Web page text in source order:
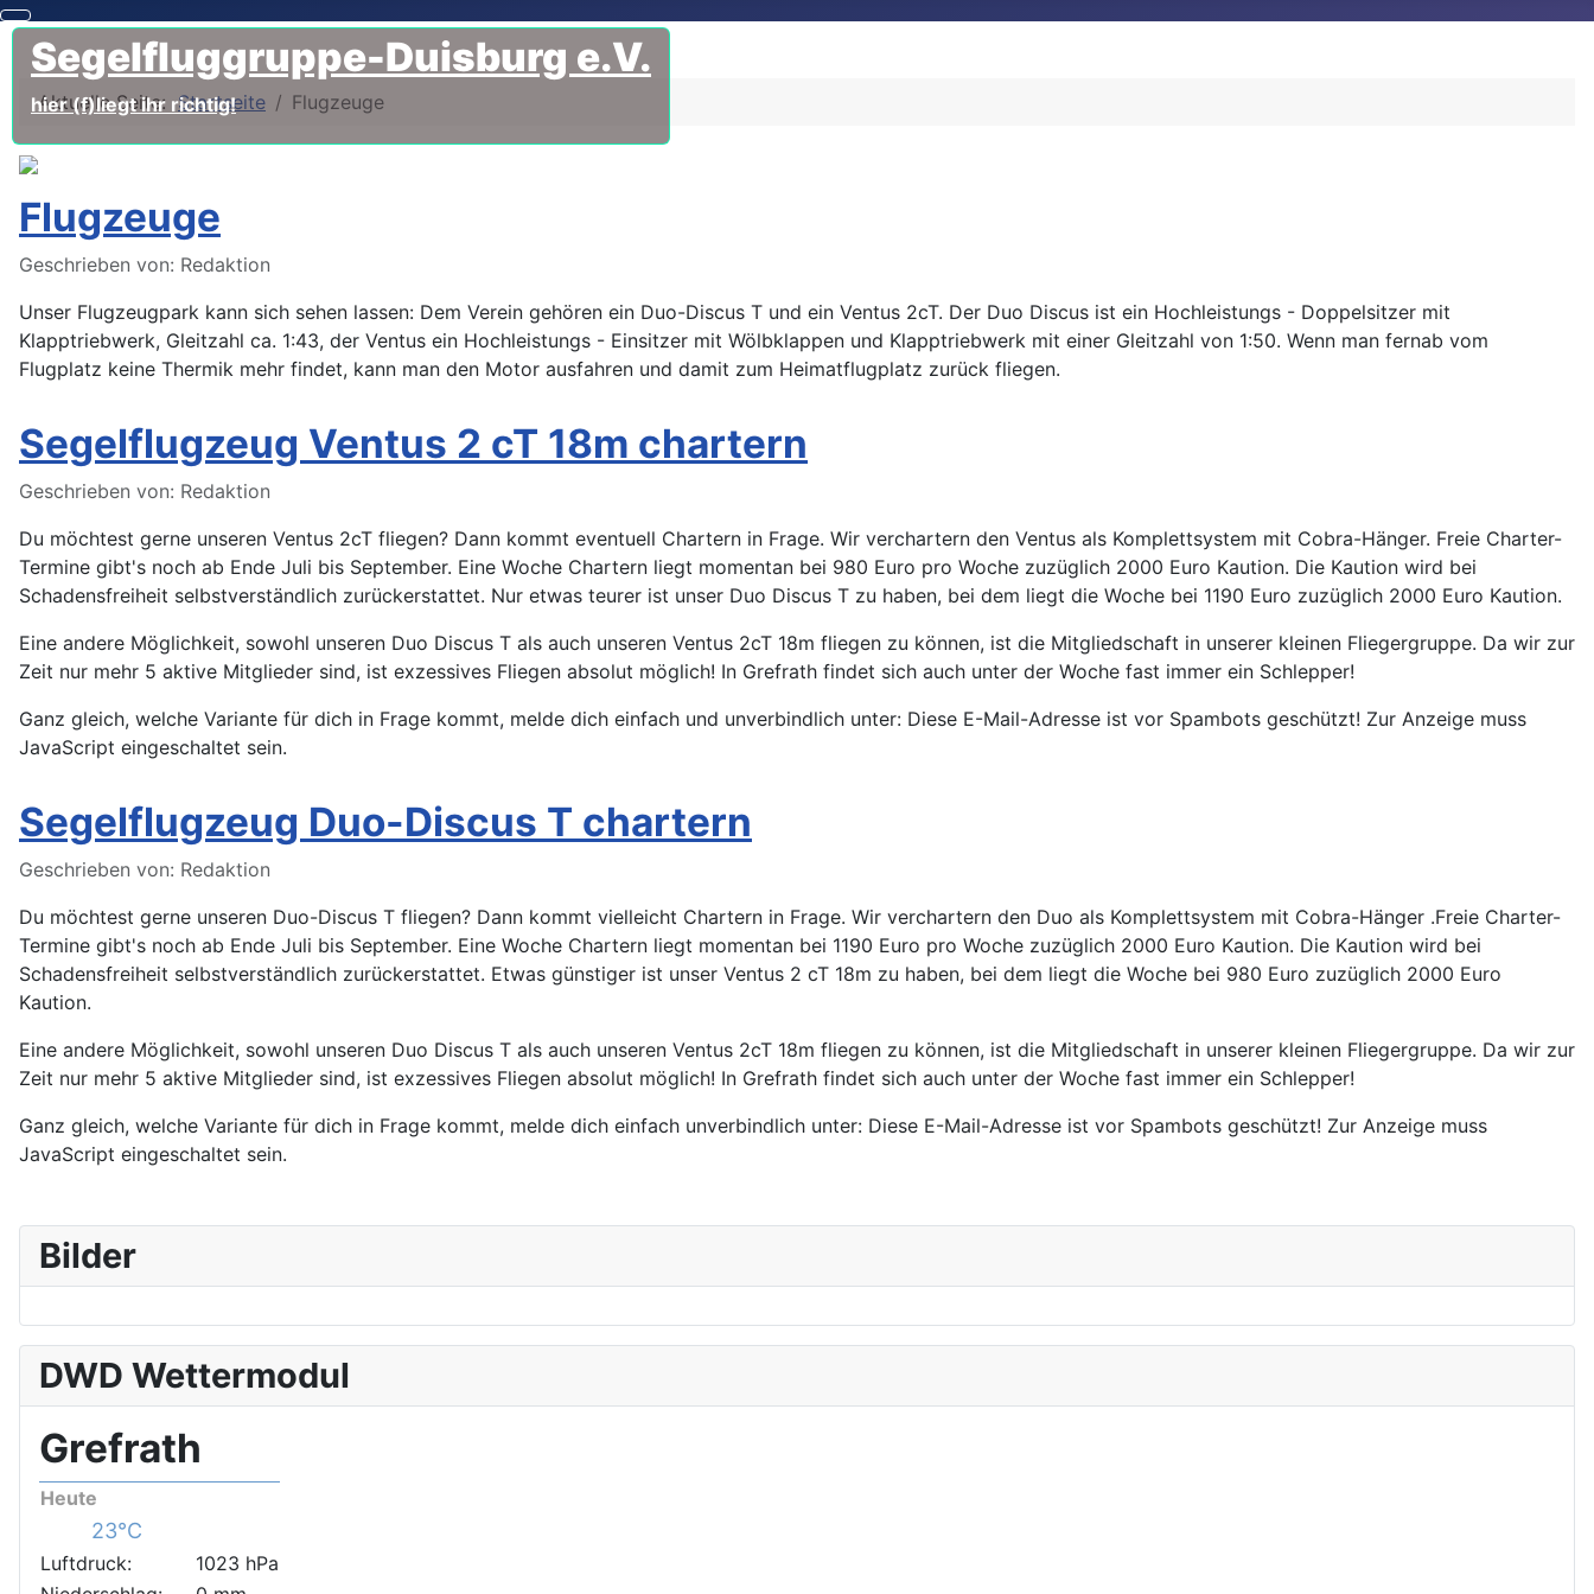
Segelfluggruppe-Duisburg e.V.
hier (f)liegt ihr richtig!
Aktuelle Seite:Startseite Flugzeuge
Flugzeuge
Details
Geschrieben von: Redaktion
Unser Flugzeugpark kann sich sehen lassen: Dem Verein gehören ein Duo-Discus T und ein Ventus 2cT. Der Duo Discus ist ein Hochleistungs - Doppelsitzer mit
Klapptriebwerk, Gleitzahl ca. 1:43, der Ventus ein Hochleistungs - Einsitzer mit Wölbklappen und Klapptriebwerk mit einer Gleitzahl von 1:50. Wenn man fernab vom
Flugplatz keine Thermik mehr findet, kann man den Motor ausfahren und damit zum Heimatflugplatz zurück fliegen.
Segelflugzeug Ventus 2 cT 18m chartern
Details
Geschrieben von: Redaktion
Du möchtest gerne unseren Ventus 2cT fliegen? Dann kommt eventuell Chartern in Frage. Wir verchartern den Ventus als Komplettsystem mit Cobra-Hänger. Freie Charter-
Termine gibt's noch ab Ende Juli bis September. Eine Woche Chartern liegt momentan bei 980 Euro pro Woche zuzüglich 2000 Euro Kaution. Die Kaution wird bei
Schadensfreiheit selbstverständlich zurückerstattet. Nur etwas teurer ist unser Duo Discus T zu haben, bei dem liegt die Woche bei 1190 Euro zuzüglich 2000 Euro Kaution.
Eine andere Möglichkeit, sowohl unseren Duo Discus T als auch unseren Ventus 2cT 18m fliegen zu können, ist die Mitgliedschaft in unserer kleinen Fliegergruppe. Da wir zur
Zeit nur mehr 5 aktive Mitglieder sind, ist exzessives Fliegen absolut möglich! In Grefrath findet sich auch unter der Woche fast immer ein Schlepper!
Ganz gleich, welche Variante für dich in Frage kommt, melde dich einfach und unverbindlich unter: Diese E-Mail-Adresse ist vor Spambots geschützt! Zur Anzeige muss
JavaScript eingeschaltet sein.
Segelflugzeug Duo-Discus T chartern
Details
Geschrieben von: Redaktion
Du möchtest gerne unseren Duo-Discus T fliegen? Dann kommt vielleicht Chartern in Frage. Wir verchartern den Duo als Komplettsystem mit Cobra-Hänger .Freie Charter-
Termine gibt's noch ab Ende Juli bis September. Eine Woche Chartern liegt momentan bei 1190 Euro pro Woche zuzüglich 2000 Euro Kaution. Die Kaution wird bei
Schadensfreiheit selbstverständlich zurückerstattet. Etwas günstiger ist unser Ventus 2 cT 18m zu haben, bei dem liegt die Woche bei 980 Euro zuzüglich 2000 Euro
Kaution.
Eine andere Möglichkeit, sowohl unseren Duo Discus T als auch unseren Ventus 2cT 18m fliegen zu können, ist die Mitgliedschaft in unserer kleinen Fliegergruppe. Da wir zur
Zeit nur mehr 5 aktive Mitglieder sind, ist exzessives Fliegen absolut möglich! In Grefrath findet sich auch unter der Woche fast immer ein Schlepper!
Ganz gleich, welche Variante für dich in Frage kommt, melde dich einfach unverbindlich unter: Diese E-Mail-Adresse ist vor Spambots geschützt! Zur Anzeige muss
JavaScript eingeschaltet sein.
Bilder
DWD Wettermodul
Grefrath
Heute
23°C
Luftdruck:
1023 hPa